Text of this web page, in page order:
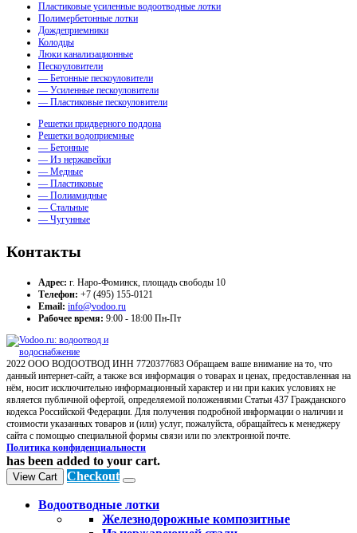
Пластиковые усиленные водоотводные лотки
Полимербетонные лотки
Дождеприемники
Колодцы
Люки канализационные
Пескоуловители
— Бетонные пескоуловители
— Усиленные пескоуловители
— Пластиковые пескоуловители
Решетки придверного поддона
Решетки водоприемные
— Бетонные
— Из нержавейки
— Медные
— Пластиковые
— Полиамидные
— Стальные
— Чугунные
Контакты
Адрес: г. Наро-Фоминск, площадь свободы 10
Телефон: +7 (495) 155-0121
Email: info@vodoo.ru
Рабочее время: 9:00 - 18:00 Пн-Пт
2022 ООО ВОДООТВОД ИНН 7720377683 Обращаем ваше внимание на то, что
данный интернет-сайт, а также вся информация о товарах и ценах, предоставленная на
нём, носит исключительно информационный характер и ни при каких условиях не
является публичной офертой, определяемой положениями Статьи 437 Гражданского
кодекса Российской Федерации. Для получения подробной информации о наличии и
стоимости указанных товаров и (или) услуг, пожалуйста, обращайтесь к менеджеру
сайта с помощью специальной формы связи или по электронной почте.
Политика конфиденциальности
has been added to your cart.
View Cart Checkout
Водоотводные лотки
Железнодорожные композитные